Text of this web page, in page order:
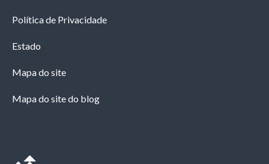
Política de Privacidade
Estado
Mapa do site
Mapa do site do blog